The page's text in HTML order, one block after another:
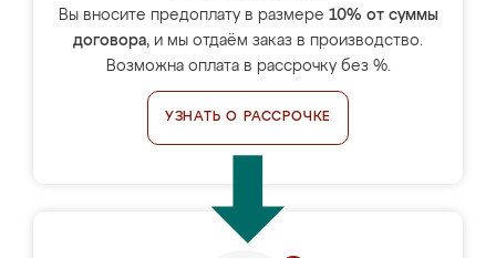
Вы вносите предоплату в размере 10% от суммы
договора, и мы отдаём заказ в производство.
Возможна оплата в рассрочку без %.
УЗНАТЬ О РАССРОЧКЕ